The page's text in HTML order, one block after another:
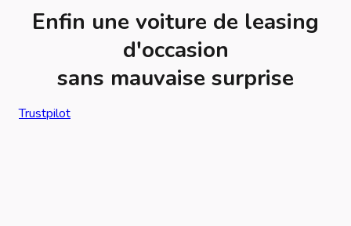
Enfin une voiture de leasing
d'occasion
sans mauvaise surprise
Trustpilot